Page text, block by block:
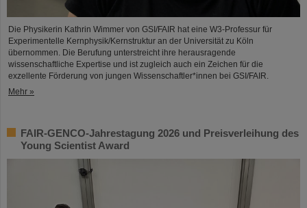
Die Physikerin Kathrin Wimmer von GSI/FAIR hat eine W3-Professur für
Experimentelle Kernphysik/Kernstruktur an der Universität zu Köln
übernommen. Die Berufung unterstreicht ihre herausragende
wissenschaftliche Expertise und ist zugleich auch ein Zeichen für die
exzellente Förderung von jungen Wissenschaftler*innen bei GSI/FAIR.
Mehr »
FAIR-GENCO-Jahrestagung 2026 und Preisverleihung des
Young Scientist Award